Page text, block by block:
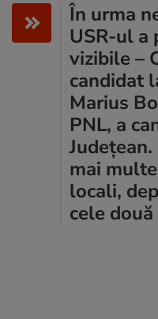
În urma
USR-ul a
vizibile –
candidat
Marius
PNL, a
mai
locali,
cele